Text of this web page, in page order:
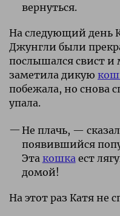
вернуться.
На следующий день
Джунгли были
послышался свист и
заметила дикую
побежала, но снова
упала.
Не плачь, —
появившийся
Эта кошка ест
домой!
На этот раз Катя не